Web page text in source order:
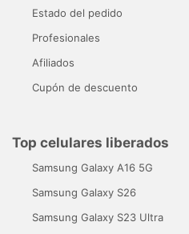
Estado del pedido
Profesionales
Afiliados
Cupón de descuento
Top celulares liberados
Samsung Galaxy A16 5G
Samsung Galaxy S26
Samsung Galaxy S23 Ultra